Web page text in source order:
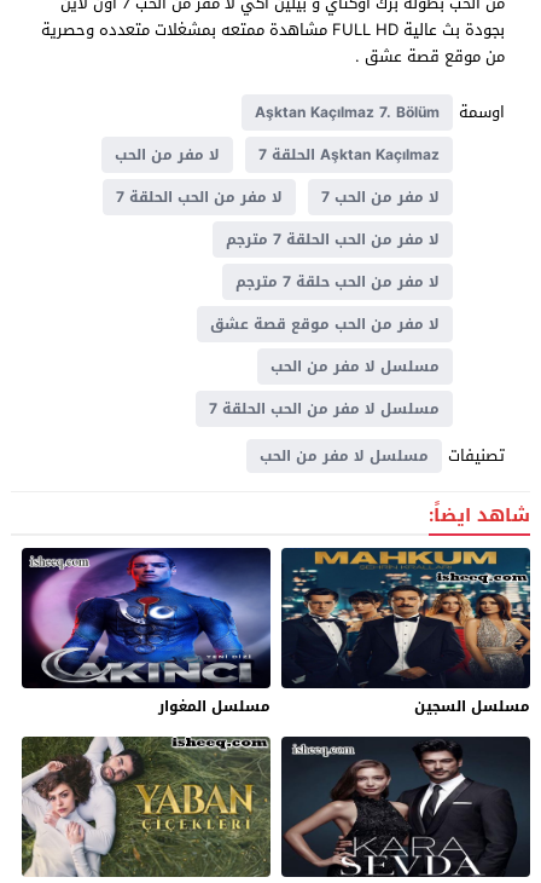
بجودة بث عالية FULL HD مشاهدة ممتعه بمشغلات متعدده وحصرية
من موقع قصة عشق .
اوسمة
Aşktan Kaçılmaz 7. Bölüm
Aşktan Kaçılmaz الحلقة 7
لا مفر من الحب
لا مفر من الحب 7
لا مفر من الحب الحلقة 7
لا مفر من الحب الحلقة 7 مترجم
لا مفر من الحب حلقة 7 مترجم
لا مفر من الحب موقع قصة عشق
مسلسل لا مفر من الحب
مسلسل لا مفر من الحب الحلقة 7
تصنيفات مسلسل لا مفر من الحب
شاهد ايضاً:
مسلسل السجين مسلسل المغوار